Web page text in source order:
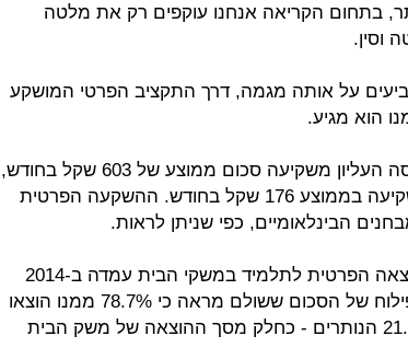
בתחום הקריאה אנחנו עוקפים רק את מלטה
וסין.
על אותה מגמה, דרך התקציב הפרטי המושקע
הוא מגיע.
בעוד שמשפחה מחמישון ההכנסה העליון משקיעה סכום ממוצע של 603 שקל בחודש,
משפחה מהחמישון התחתון משקיעה בממוצע 176 שקל בחודש. ההשקעה הפרטית
הבינלאומיים, כפי שניתן לראות.
מנתוני הלמ"ס עולה עוד כי ההוצאה הפרטית לתלמיד במשקי הבית עמדה ב-2014
על 328 שקל בממוצע בחודש. פילוח של הסכום ששולם מראה כי 78.7% ממנו הוצאו
באופן ישיר עבור התלמיד, ו-21.3% הנותרים - כחלק מסך ההוצאה של משק הבית